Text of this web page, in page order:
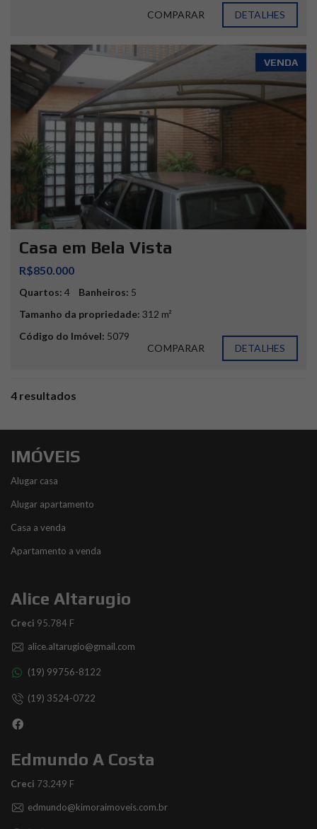
COMPARAR DETALHES
VENDA
Casa em Bela Vista
R$850.000
Quartos: 4 Banheiros: 5
Tamanho da propriedade: 312 m²
Código do Imóvel: 5079
COMPARAR
DETALHES
4 resultados
IMÓVEIS
Alugar casa
Alugar apartamento
Casa a venda
Apartamento a venda
Alice Altarugio
Creci 95.784 F
alice.altarugio@gmail.com
(19) 99756-8122
(19) 3524-0722
Edmundo A Costa
Creci 73.249 F
edmundo@kimoraimoveis.com.br